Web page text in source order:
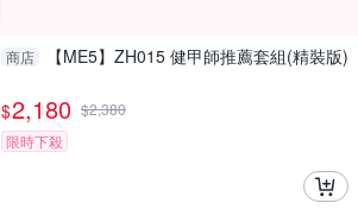
商店 【ME5】ZH015 健甲師推薦套組(精裝版)
$2,180 $2,380
限時下殺